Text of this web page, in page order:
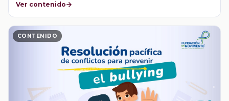
Ver contenido
CONTENIDO